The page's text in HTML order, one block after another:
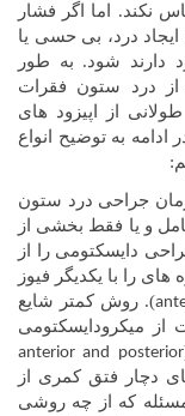
نکند. اما اگر فشار
درد، بی حسی یا
شود. به طور
از درد ستون فقرات
از اپیزود های
به توضیح انواع
جراحی درد ستون
و یا فقط بخشی از
دایسکتومی را از
را با یکدیگر فیوز
). روش کمتر شایع
میکرودایسکتومی
anterior and posterior
دچار فتق کمری از
که از چه روشی